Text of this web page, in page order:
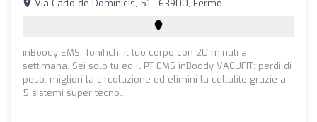
Via Carlo de Dominicis, 51 - 63900, Fermo
inBoody EMS: Tonifichi il tuo corpo con 20 minuti a
settimana. Sei solo tu ed il PT EMS inBoody VACUFIT: perdi di
peso, migliori la circolazione ed elimini la cellulite grazie a
5 sistemi super tecno...